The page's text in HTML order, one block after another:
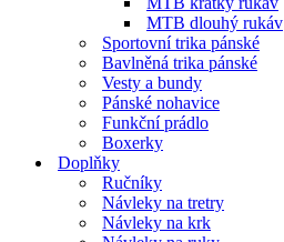
MTB dlouhý rukáv
Sportovní trika pánské
Bavlněná trika pánské
Vesty a bundy
Pánské nohavice
Funkční prádlo
Boxerky
Doplňky
Ručníky
Návleky na tretry
Návleky na krk